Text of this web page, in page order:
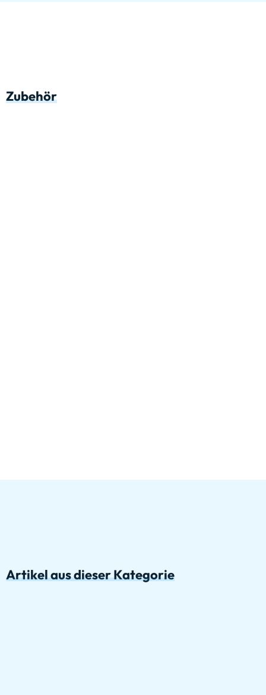
Zubehör
Artikel aus dieser Kategorie